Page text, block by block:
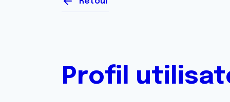
Profil